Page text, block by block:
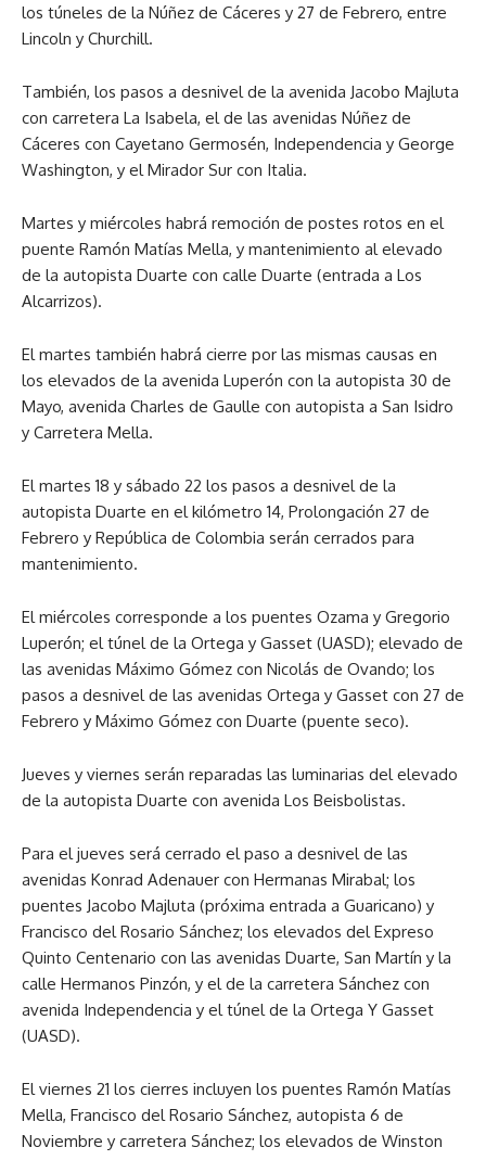
los túneles de la Núñez de Cáceres y 27 de Febrero, entre
Lincoln y Churchill.
También, los pasos a desnivel de la avenida Jacobo Majluta
con carretera La Isabela, el de las avenidas Núñez de
Cáceres con Cayetano Germosén, Independencia y George
Washington, y el Mirador Sur con Italia.
Martes y miércoles habrá remoción de postes rotos en el
puente Ramón Matías Mella, y mantenimiento al elevado
de la autopista Duarte con calle Duarte (entrada a Los
Alcarrizos).
El martes también habrá cierre por las mismas causas en
los elevados de la avenida Luperón con la autopista 30 de
Mayo, avenida Charles de Gaulle con autopista a San Isidro
y Carretera Mella.
El martes 18 y sábado 22 los pasos a desnivel de la
autopista Duarte en el kilómetro 14, Prolongación 27 de
Febrero y República de Colombia serán cerrados para
mantenimiento.
El miércoles corresponde a los puentes Ozama y Gregorio
Luperón; el túnel de la Ortega y Gasset (UASD); elevado de
las avenidas Máximo Gómez con Nicolás de Ovando; los
pasos a desnivel de las avenidas Ortega y Gasset con 27 de
Febrero y Máximo Gómez con Duarte (puente seco).
Jueves y viernes serán reparadas las luminarias del elevado
de la autopista Duarte con avenida Los Beisbolistas.
Para el jueves será cerrado el paso a desnivel de las
avenidas Konrad Adenauer con Hermanas Mirabal; los
puentes Jacobo Majluta (próxima entrada a Guaricano) y
Francisco del Rosario Sánchez; los elevados del Expreso
Quinto Centenario con las avenidas Duarte, San Martín y la
calle Hermanos Pinzón, y el de la carretera Sánchez con
avenida Independencia y el túnel de la Ortega Y Gasset
(UASD).
El viernes 21 los cierres incluyen los puentes Ramón Matías
Mella, Francisco del Rosario Sánchez, autopista 6 de
Noviembre y carretera Sánchez; los elevados de Winston